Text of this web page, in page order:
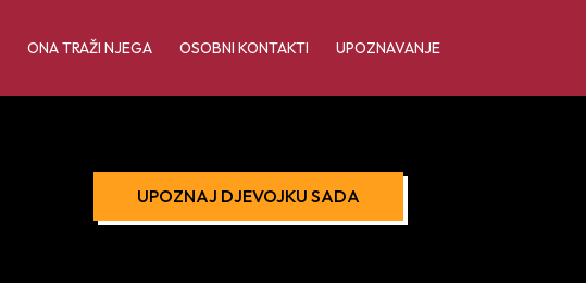
ONA TRAŽI NJEGA OSOBNI KONTAKTI UPOZNAVANJE
UPOZNAJ DJEVOJKU SADA